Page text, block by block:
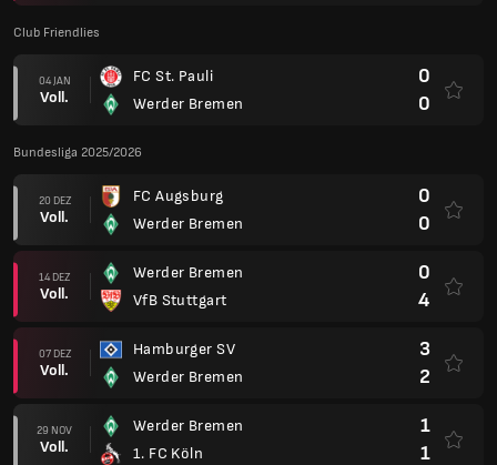
Club Friendlies
04 JAN
Voll.
FC St. Pauli
Werder Bremen
0
0
Bundesliga 2025/2026
20 DEZ
Voll.
FC Augsburg
Werder Bremen
0
0
14 DEZ
Voll.
Werder Bremen
VfB Stuttgart
0
4
07 DEZ
Voll.
Hamburger SV
Werder Bremen
3
2
29 NOV
Voll.
Werder Bremen
1. FC Köln
1
1